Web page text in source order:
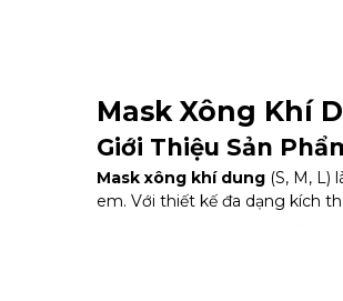
Mask Xông Khí
Giới Thiệu Sản
Mask xông khí dung (S, M,
em. Với thiết kế đa dạng kích